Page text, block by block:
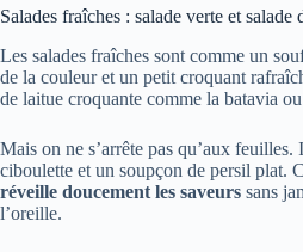
Salades fraîches : salade verte et salade
Les salades fraîches sont comme un
de la couleur et un petit croquant
de laitue croquante comme la batavia
Mais on ne s’arrête pas qu’aux
ciboulette et un soupçon de persil plat.
réveille doucement les saveurs sans
l’oreille.